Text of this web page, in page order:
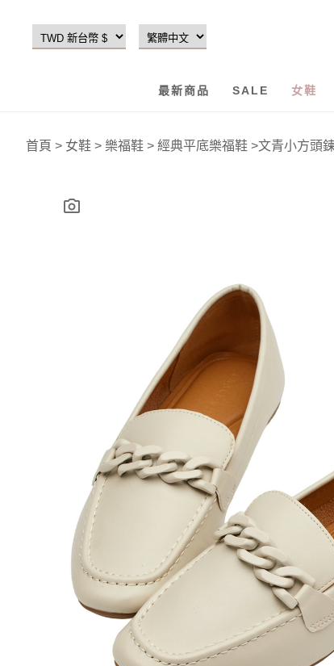
最新商品 SALE 女鞋
首頁 > 女鞋 > 樂福鞋 > 經典平底樂福鞋 >文青小方頭